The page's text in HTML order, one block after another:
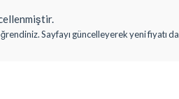
Sayfayı güncelleyerek yeni fiyatı da